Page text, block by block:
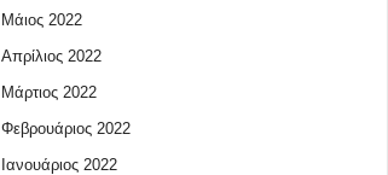
Μάιος 2022
Απρίλιος 2022
Μάρτιος 2022
Φεβρουάριος 2022
Ιανουάριος 2022